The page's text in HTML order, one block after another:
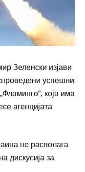
Зеленски изјави
успешни
која има
агенцијата
не располага
дискусија за